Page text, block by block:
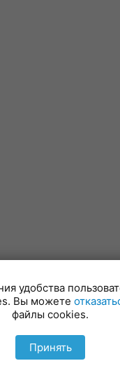
удобства
Вы можете
файлы cookies.
Принять